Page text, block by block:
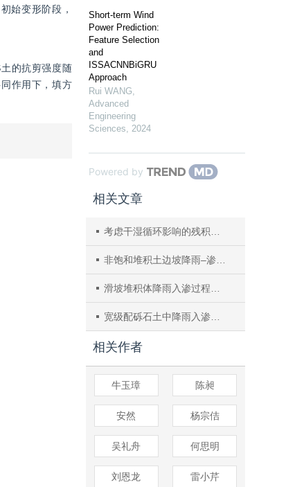
始变形阶段，
的抗剪强度随
作用下，填方
Short-term Wind
Power Prediction:
Feature Selection
and
ISSACNNBiGRU
Approach
Rui WANG,
Advanced
Engineering
Sciences, 2024
Powered by
相关文章
考虑干湿循环影响的残积土μ–CT扫描与渗流模拟
非饱和堆积土边坡降雨–渗流潜蚀耦合过程模拟
滑坡堆积体降雨入渗过程物理模拟试验研究
宽级配砾石土中降雨入渗的优先流模型
相关作者
牛玉璋 陈昶
安然 杨宗佶
吴礼舟 何思明
刘恩龙 雷小芹